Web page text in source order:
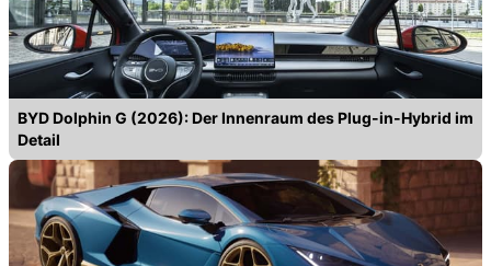
BYD Dolphin G (2026): Der Innenraum des Plug-in-Hybrid im
Detail